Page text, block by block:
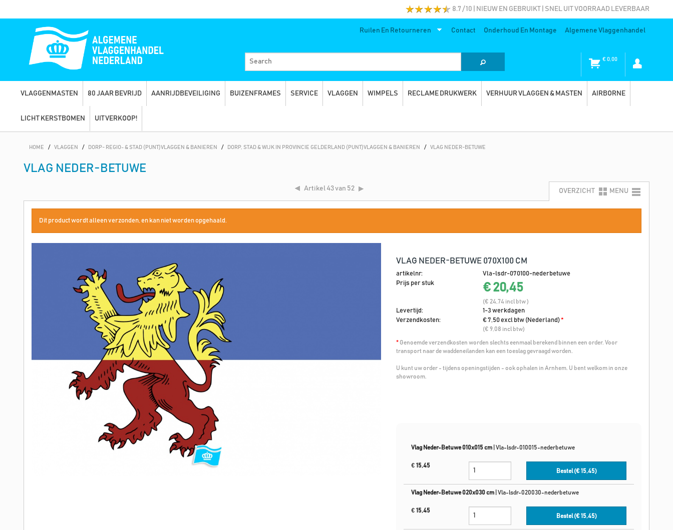
8.7 / 10 | NIEUW EN GEBRUIKT | SNEL UIT VOORRAAD LEVERBAAR
Ruilen En Retourneren Contact Onderhoud En Montage Algemene Vlaggenhandel
€0,00
VLAGGENMASTEN 80 JAAR BEVRIJD AANRIJDBEVEILIGING BUIZENFRAMES SERVICE VLAGGEN WIMPELS RECLAME DRUKWERK VERHUUR VLAGGEN & MASTEN AIRBORNE
LICHT KERSTBOMEN UITVERKOOP!
HOME / VLAGGEN / DORP- REGIO- & STAD (PUNT)VLAGGEN & BANIEREN / DORP, STAD & WIJK IN PROVINCIE GELDERLAND (PUNT)VLAGGEN & BANIEREN / VLAG NEDER-BETUWE
VLAG NEDER-BETUWE
Artikel 43 van 52 OVERZICHT MENU
Dit product wordt alleen verzonden, en kan niet worden opgehaald.
VLAG NEDER-BETUWE 070X100 CM
artikelnr:
Vla-lsdr-070100-nederbetuwe
Prijs per stuk
€ 20,45
(€ 24,74 incl btw )
Levertijd:
1-3 werkdagen
Verzendkosten:
€ 7,50 excl btw (Nederland)*
(€ 9,08 incl btw)
* Genoemde verzendkosten worden slechts eenmaal berekend binnen een order. Voor
transport naar de waddeneilanden kan een toeslag gevraagd worden.
U kunt uw order - tijdens openingstijden - ook ophalen in Arnhem. U bent welkom in onze
showroom.
Vlag Neder-Betuwe 010x015 cm Vla-lsdr-010015-nederbetuwe
€ 15,45
Bestel (€15,45)
Vlag Neder-Betuwe 020x030 cm Vla-lsdr-020030-nederbetuwe
€ 15,45
Bestel (€15,45)